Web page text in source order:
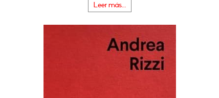
Leer más...